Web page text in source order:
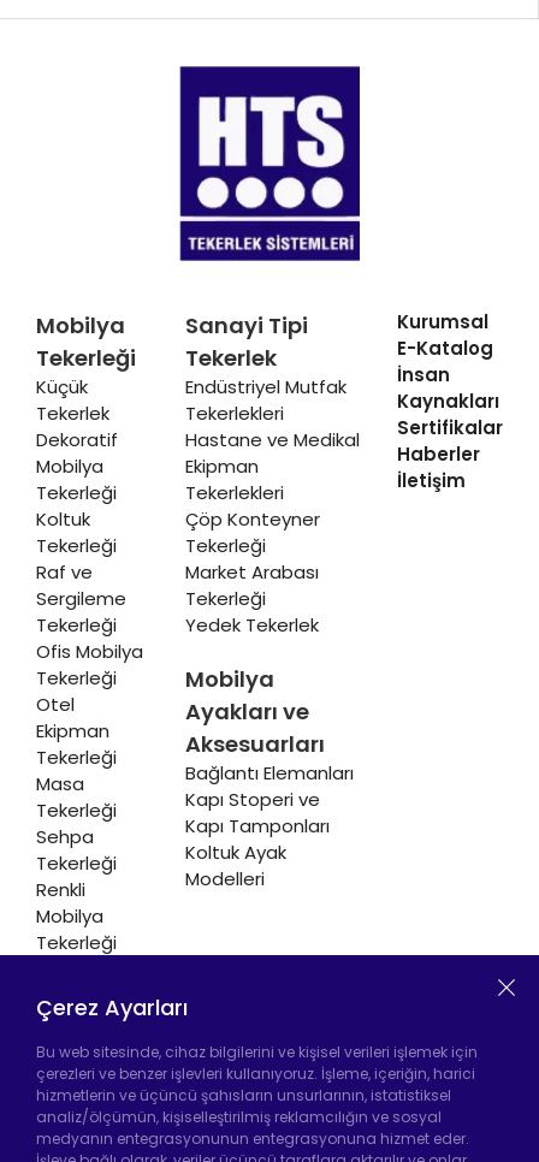
Mobilya
Tekerleği
Küçük
Tekerlek
Dekoratif
Mobilya
Tekerleği
Koltuk
Tekerleği
Raf ve
Sergileme
Tekerleği
Ofis Mobilya
Tekerleği
Otel
Ekipman
Tekerleği
Masa
Tekerleği
Sehpa
Tekerleği
Renkli
Mobilya
Tekerleği
Isıtıcı
Tekerleği
Sanayi Tipi
Tekerlek
Endüstriyel Mutfak
Tekerlekleri
Hastane ve Medikal
Ekipman
Tekerlekleri
Çöp Konteyner
Tekerleği
Market Arabası
Tekerleği
Yedek Tekerlek
Mobilya
Ayakları ve
Aksesuarları
Bağlantı Elemanları
Kapı Stoperi ve
Kapı Tamponları
Koltuk Ayak
Modelleri
Kurumsal
E-Katalog
İnsan
Kaynakları
Sertifikalar
Haberler
İletişim
Hadımköy Fabrika:Atatürk Sanayi Bölgesi
Ömerli Mah. Uzunçayır Cad. No:11 Hadımköy,
Çerez Ayarları
Bu web sitesinde, cihaz bilgilerini ve kişisel verileri işlemek için
çerezleri ve benzer işlevleri kullanıyoruz. İşleme, içeriğin, harici
hizmetlerin ve üçüncü şahısların unsurlarının, istatistiksel
analiz/ölçümün, kişiselleştirilmiş reklamcılığın ve sosyal
medyanın entegrasyonunun entegrasyonuna hizmet eder.